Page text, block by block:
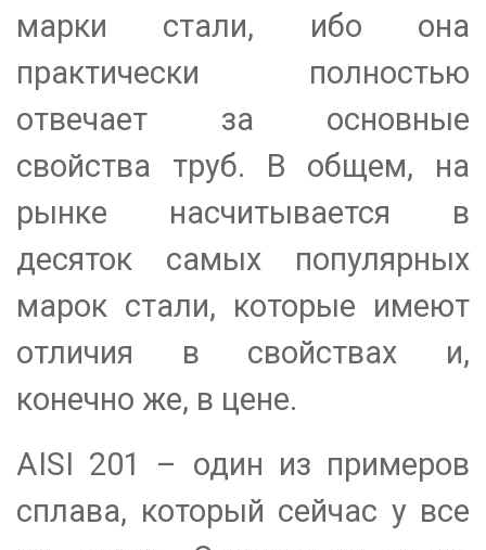
марки стали, ибо она
практически полностью
отвечает за основные
свойства труб. В общем, на
рынке насчитывается в
десяток самых популярных
марок стали, которые имеют
отличия в свойствах и,
конечно же, в цене.
AISI 201 – один из примеров
сплава, который сейчас у все